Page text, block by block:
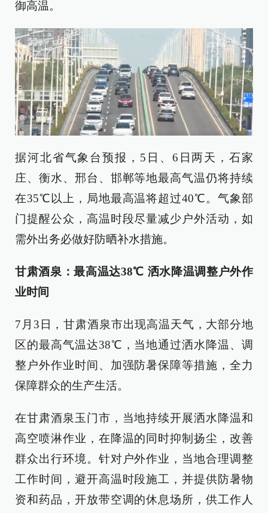
御高温。
据河北省气象台预报，5日、6日两天，石家
庄、衡水、邢台、邯郸等地最高气温仍将持续
在35℃以上，局地最高温将超过40℃。气象部
门提醒公众，高温时段尽量减少户外活动，如
需外出务必做好防晒补水措施。
甘肃酒泉：最高温达38℃ 洒水降温调整户外作
业时间
7月3日，甘肃酒泉市出现高温天气，大部分地
区的最高气温达38℃，当地通过洒水降温、调
整户外作业时间、加强防暑保障等措施，全力
保障群众的生产生活。
在甘肃酒泉玉门市，当地持续开展洒水降温和
高空喷淋作业，在降温的同时抑制扬尘，改善
群众出行环境。针对户外作业，当地合理调整
工作时间，避开高温时段施工，并提供防暑物
资和药品，开放带空调的休息场所，供工作人